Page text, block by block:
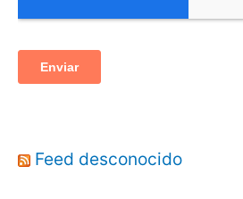
Feed desconocido